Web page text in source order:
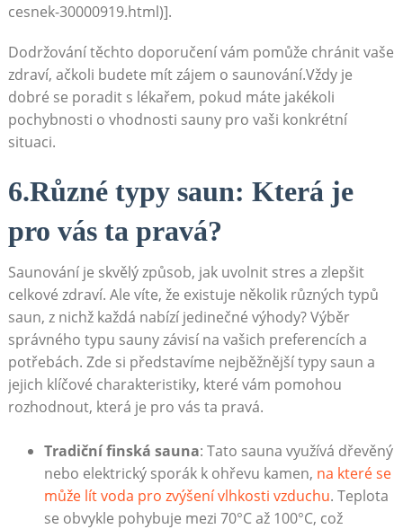
cesnek-30000919.html)].
Dodržování těchto doporučení vám pomůže chránit vaše
zdraví, ačkoli budete mít zájem o saunování.Vždy je
dobré se poradit s lékařem, pokud máte jakékoli
pochybnosti o vhodnosti sauny pro vaši konkrétní
situaci.
6.Různé typy saun: Která je
pro vás ta pravá?
Saunování je skvělý způsob, jak uvolnit stres a zlepšit
celkové zdraví. Ale víte, že existuje několik různých typů
saun, z nichž každá nabízí jedinečné výhody? Výběr
správného typu sauny závisí na vašich preferencích a
potřebách. Zde si představíme nejběžnější typy saun a
jejich klíčové charakteristiky, které vám pomohou
rozhodnout, která je pro vás ta pravá.
Tradiční finská sauna: Tato sauna využívá dřevěný
nebo elektrický sporák k ohřevu kamen, na které se
může lít voda pro zvýšení vlhkosti vzduchu. Teplota
se obvykle pohybuje mezi 70°C až 100°C, což